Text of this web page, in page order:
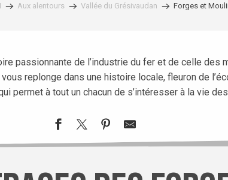
Aux alentours Vallée du Grésivaudan Forges et
passionnante de l’industrie du fer et de celle des
replonge dans une histoire locale, fleuron de
permet à tout un chacun de s’intéresser à la vie